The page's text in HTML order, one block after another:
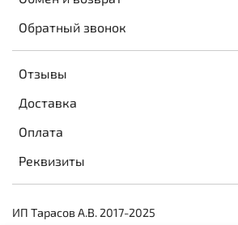
Обратный звонок
Отзывы
Доставка
Оплата
Реквизиты
ИП Тарасов А.В. 2017-2025